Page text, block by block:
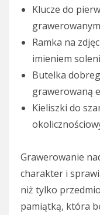
Klucze do
Ramka na
imieniem
Butelka
grawerowaną
Kieliszki do
Grawerowanie
charakter i
niż tylko
pamiątką, która